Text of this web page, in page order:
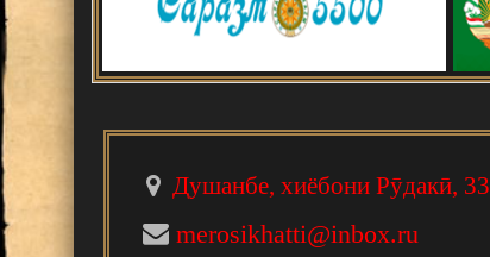
Душанбе, хиёбони Рӯдакӣ, 33
merosikhatti@inbox.ru